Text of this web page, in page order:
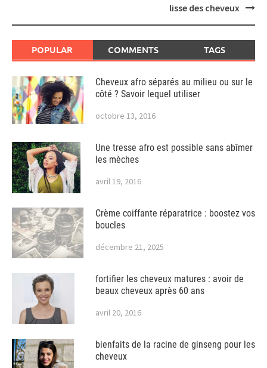
lisse des cheveux
POPULAR COMMENTS TAGS
Cheveux afro séparés au milieu ou sur le
côté ? Savoir lequel utiliser
octobre 13, 2016
Une tresse afro est possible sans abîmer
les mèches
avril 19, 2016
Crème coiffante réparatrice : boostez vos
boucles
décembre 21, 2025
fortifier les cheveux matures : avoir de
beaux cheveux après 60 ans
avril 20, 2016
bienfaits de la racine de ginseng pour les
cheveux